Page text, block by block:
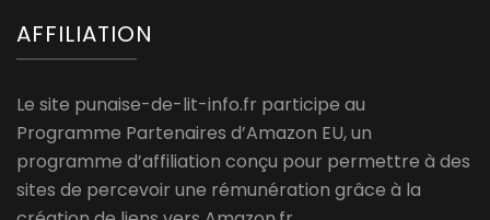
AFFILIATION
Le site punaise-de-lit-info.fr participe au
Programme Partenaires d’Amazon EU, un
programme d’affiliation conçu pour permettre à des
sites de percevoir une rémunération grâce à la